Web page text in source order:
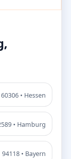
60306 • Hessen
• Hamburg
94118 • Bayern